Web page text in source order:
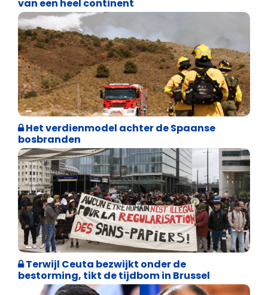
van een heel continent
Internationale politiek
Het verdienmodel achter de Spaanse
bosbranden
Asiel en Migratie
Terwijl Ceuta bezwijkt onder de
bestorming, tikt de tijdbom in Brussel